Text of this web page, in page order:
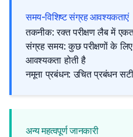
समय-विशिष्ट संग्रह आवश्यकताएं
तकनीक: रक्त परीक्षण लैब में
संग्रह समय: कुछ परीक्षणों के
आवश्यकता होती है
नमूना प्रबंधन: उचित प्रबंधन
अन्य महत्वपूर्ण जानकारी